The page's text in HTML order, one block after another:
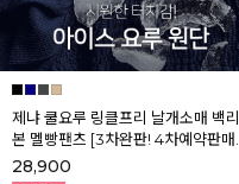
제냐 쿨요루 링클프리 날개소매 백리
본 멜빵팬츠 [3차완판! 4차예약판매]
[네이비] 8월셋째주 순차배송
28,900